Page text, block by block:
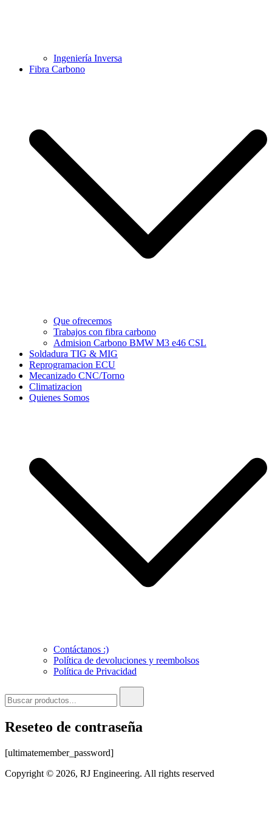
Ingeniería Inversa
Fibra Carbono
Que ofrecemos
Trabajos con fibra carbono
Admision Carbono BMW M3 e46 CSL
Soldadura TIG & MIG
Reprogramacion ECU
Mecanizado CNC/Torno
Climatizacion
Quienes Somos
Contáctanos :)
Política de devoluciones y reembolsos
Política de Privacidad
Reseteo de contraseña
[ultimatemember_password]
Copyright © 2026, RJ Engineering. All rights reserved